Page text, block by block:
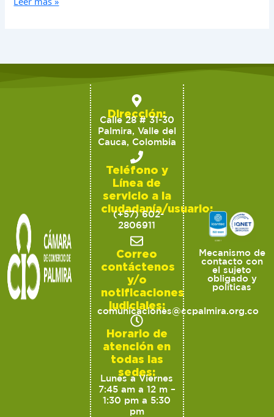
Dirección:
Calle 28 # 31-30
Palmira, Valle del
Cauca, Colombia
Teléfono y
Línea de
servicio a la
ciudadanía/usuario:
(+57) 602-
2806911
Correo
contáctenos
y/o
notificaciones
judiciales:
comunicaciones@ccpalmira.org.co
Horario de
atención en
todas las
sedes:
Lunes a Viernes
7:45 am a 12 m –
1:30 pm a 5:30
pm
Mecanismo de
contacto con
el sujeto
obligado y
políticas